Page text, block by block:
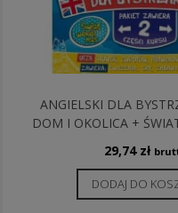
ANGIELSKI DLA
DOM I OKOLICA +
29,74 zł
DODAJ DO